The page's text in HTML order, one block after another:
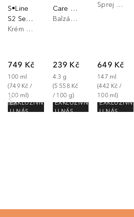
S•Line
S2 Sea Salt Texture Mist
Krém na vlasy
749 Kč
100 ml
(749 Kč /
100 ml)
EXKLUZIVNĚ
U NÁS
Care & Protect SPF 30
Balzám na rty
239 Kč
4.3 g
(5 558 Kč
/ 100 g)
EXKLUZIVNĚ
U NÁS
Sprej na ochranu před teplem
649 Kč
147 ml
(442 Kč /
100 ml)
EXKLUZIVNĚ
U NÁS